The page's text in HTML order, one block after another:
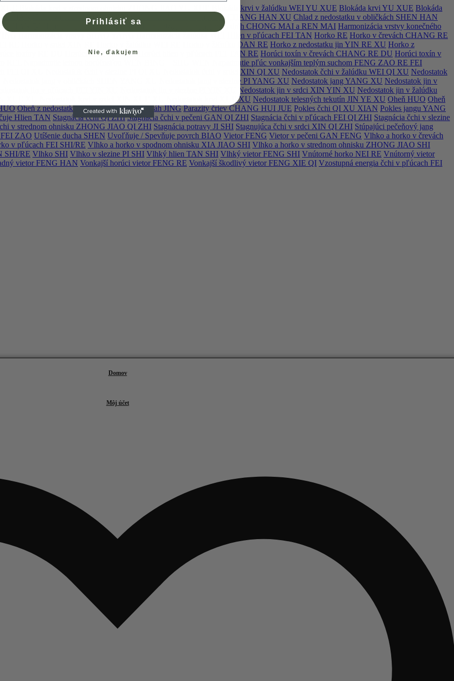
Blokáda krvi v žalúdku WEI YU XUE Blokáda krvi YU XUE Blokáda
HAN Chlad z nedostatku HAN XU Chlad z nedostatku v črevách CHANG HAN XU Chlad z nedostatku v obličkách SHEN HAN
HAN BI Harmonizácia čriev CHANG Harmonizácia koncepčných dráh CHONG MAI a REN MAI Harmonizácia vrstvy konečného
Hlien v pľúcach FEI TAN Horko RE Horko v črevách CHANG RE
RE Horko v žlčníku DAN RE Horko z nedostatku jin YIN RE XU Horko z
Horúci hlien TAN RE Horúci hlien v pľúcach FEI TAN RE Horúci toxín v črevách CHANG RE DU Horúci toxín v
REL
Napadnutie pľúc vonkajším teplým suchom FENG ZAO RE FEI
FEI QI XU Nedostatok čchi v srdci XIN QI XU Nedostatok čchi v žalúdku WEI QI XU Nedostatok
Nedostatok jang v slezine PI YANG XU Nedostatok jang YANG XU Nedostatok jin v
Nedostatok jin v srdci XIN YIN XU Nedostatok jin v žalúdku
XUE XU Nedostatok krvi XUE XU Nedostatok telesných tekutín JIN YE XU Oheň HUO Oheň
Oheň z nedostatku HUO XU Otvorenie dráh JING Parazity čriev CHANG HUI JUE Pokles čchi QI XU XIAN Pokles jangu YANG
Hlien TAN Stagnácia čchi QI ZHI Stagnácia čchi v pečeni GAN QI ZHI Stagnácia čchi v pľúcach FEI QI ZHI Stagnácia čchi v slezine
v strednom ohnisku ZHONG JIAO QI ZHI Stagnácia potravy JI SHI Stagnujúca čchi v srdci XIN QI ZHI Stúpajúci pečeňový jang
ZAO Utíšenie ducha SHEN Uvoľňuje / Spevňuje povrch BIAO Vietor FENG Vietor v pečeni GAN FENG Vlhko a horko v črevách
v pľúcach FEI SHI/RE Vlhko a horko v spodnom ohnisku XIA JIAO SHI Vlhko a horko v strednom ohnisku ZHONG JIAO SHI
SHI/RE Vlhko SHI Vlhko v slezine PI SHI Vlhký hlien TAN SHI Vlhký vietor FENG SHI Vnútorné horko NEI RE Vnútorný vietor
vietor FENG HAN Vonkajší horúci vietor FENG RE Vonkajší škodlivý vietor FENG XIE QI Vzostupná energia čchi v pľúcach FEI
Domov
Môj účet
Prihlásiť sa
Nie, ďakujem